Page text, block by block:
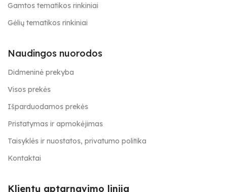
Gamtos tematikos rinkiniai
Gėlių tematikos rinkiniai
Naudingos nuorodos
Didmeninė prekyba
Visos prekės
Išparduodamos prekės
Pristatymas ir apmokėjimas
Taisyklės ir nuostatos, privatumo politika
Kontaktai
Klientų aptarnavimo linija